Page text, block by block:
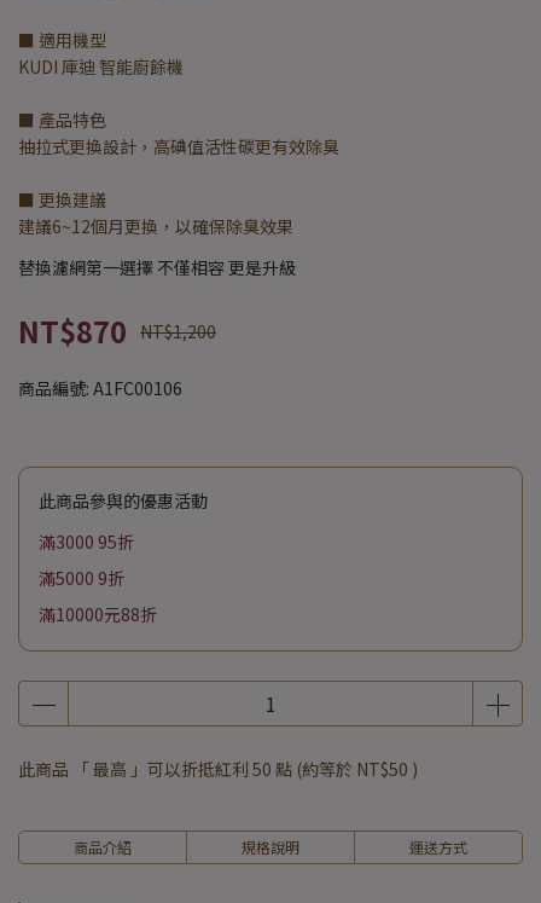
■ 適用機型
KUDI 庫迪 智能廚餘機
■ 產品特色
抽拉式更換設計，高碘值活性碳更有效除臭
■ 更換建議
建議6~12個月更換，以確保除臭效果
替換濾網第一選擇 不僅相容 更是升級
NT$870 NT$1,200
商品編號: A1FC00106
此商品參與的優惠活動
滿3000 95折
滿5000 9折
滿10000元88折
此商品 「 最高 」可以折抵紅利 50 點 (約等於 NT$50 )
商品介紹 規格說明 運送方式